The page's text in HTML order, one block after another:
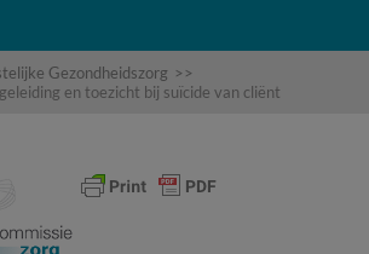
Gezondheidszorg >>
en toezicht bij suïcide van cliënt